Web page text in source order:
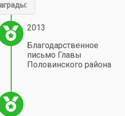
2013
Благодарственное
письмо Главы
Половинского района